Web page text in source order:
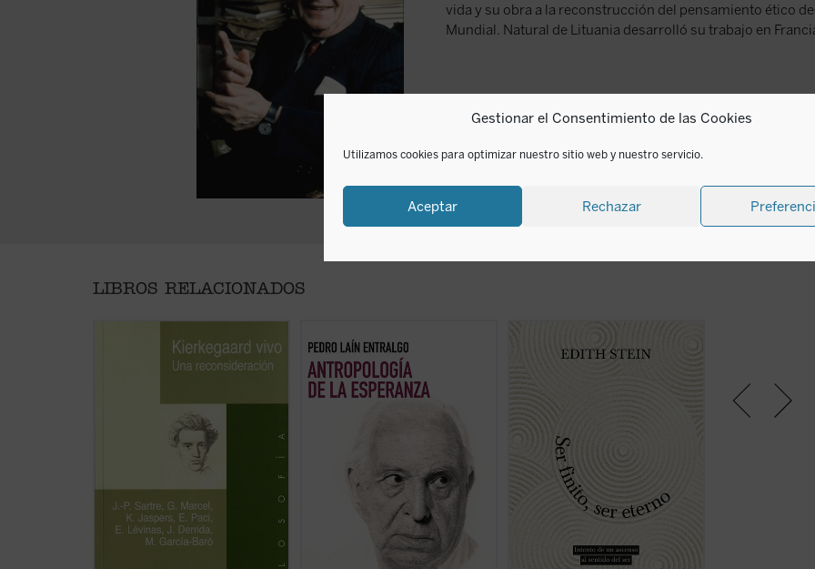
Gestionar el Consentimiento de las Cookies
Utilizamos cookies para optimizar nuestro sitio web y nuestro servicio.
Aceptar Rechazar
vida y su obra a la reconstrucción del pensamiento ético
Mundial. Natural de Lituania desarrolló su trabajo en
LIBROS RELACIONADOS
«Es una cosa extraña: ¿Debe
Kierkegaard significar algo para
intuición, enorme desde luego, de
posibilidades humanas?
Homero, los trágicos ...
Este libro nos invita a reflexionar
sobre uno de los motores
fundamentales del ser humano: la
esperanza. A través de un análisis
explora cómo este concepto ha
guiado nuestra historia, desde sus
raíces más primitivas hasta su
impacto en el mundo
contemporáneo.... (ver ficha)
Ser finito, ser eternoes la
principal obra filosófica de Stein,
un diálogo entre Edmund Husserl
y santo Tomás de Aquino que se
extiende a Platón, Aristóteles, san
Agustín, Duns Escoto, etc. Este
ensayo lleva la impronta del
extraordinario viaje intelectual y
espiritual de su autora, una de las
mujeres ...(ver ficha)
con su
narración de una
lamento